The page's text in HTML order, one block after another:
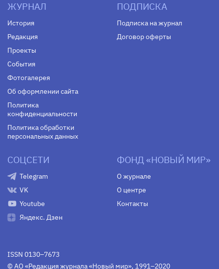
ЖУРНАЛ
История
Редакция
Проекты
События
Фотогалерея
Об оформлении сайта
Политика
конфиденциальности
Политика обработки
персональных данных
ПОДПИСКА
Подписка на журнал
Договор оферты
СОЦСЕТИ
Telegram
VK
Youtube
Яндекс. Дзен
ФОНД «НОВЫЙ МИР»
О журнале
О центре
Контакты
ISSN 0130–7673
© АО «Редакция журнала «Новый мир», 1991–2020